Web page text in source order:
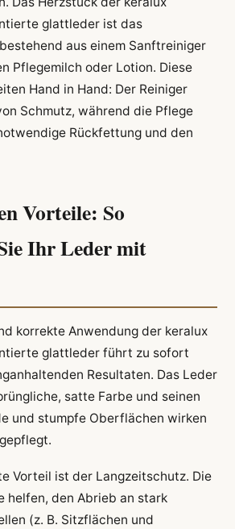
glattleder ist das
aus einem Sanftreiniger
Pflegemilch oder Lotion. Diese
Hand in Hand: Der Reiniger
Schmutz, während die Pflege
Rückfettung und den
Vorteile: So
Ihr Leder mit
korrekte Anwendung der keralux
glattleder führt zu sofort
Resultaten. Das Leder
satte Farbe und seinen
und stumpfe Oberflächen wirken
Vorteil ist der Langzeitschutz. Die
helfen, den Abrieb an stark
(z. B. Sitzflächen und